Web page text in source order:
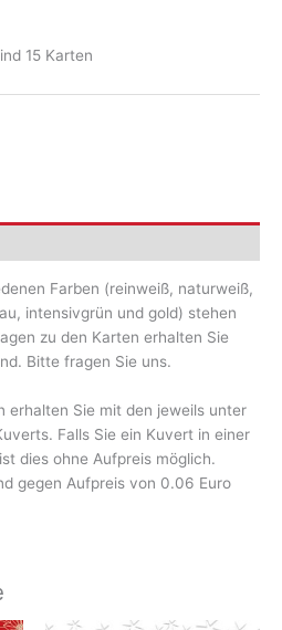
15 Karten
Farben (reinweiß, naturweiß,
intensivgrün und gold) stehen
zu den Karten erhalten Sie
Bitte fragen Sie uns.
erhalten Sie mit den jeweils unter
Falls Sie ein Kuvert in einer
dies ohne Aufpreis möglich.
gegen Aufpreis von 0.06 Euro